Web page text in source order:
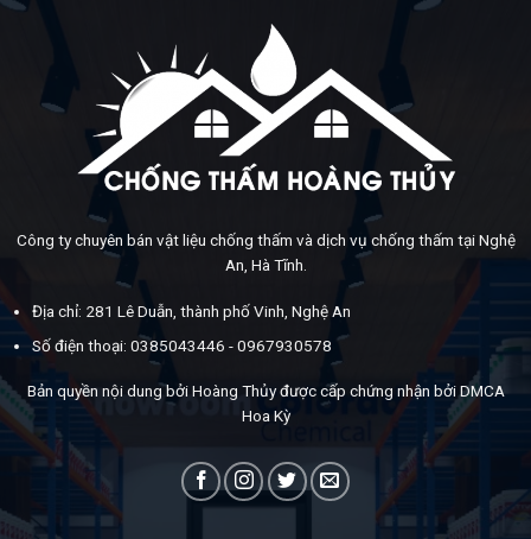
Công ty chuyên bán vật liệu chống thấm và dịch vụ chống thấm tại Nghệ
An, Hà Tĩnh.
Địa chỉ: 281 Lê Duẫn, thành phố Vinh, Nghệ An
Số điện thoại: 0385043446 - 0967930578
Bản quyền nội dung bởi Hoàng Thủy được cấp chứng nhận bởi DMCA
Hoa Kỳ